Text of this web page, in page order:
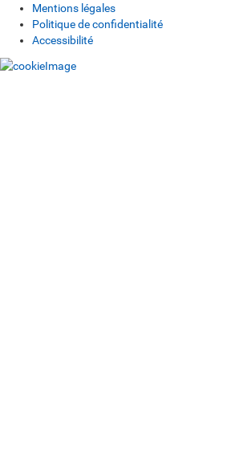
Mentions légales
Politique de confidentialité
Accessibilité